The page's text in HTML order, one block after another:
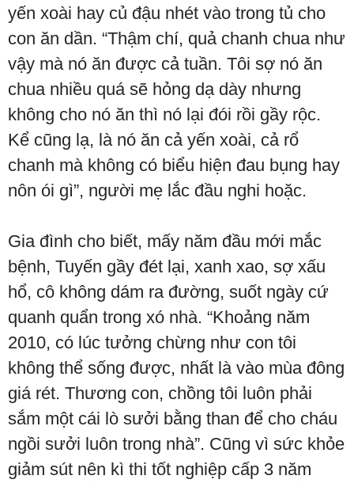
yến xoài hay củ đậu nhét vào trong tủ cho
con ăn dần. “Thậm chí, quả chanh chua như
vậy mà nó ăn được cả tuần. Tôi sợ nó ăn
chua nhiều quá sẽ hỏng dạ dày nhưng
không cho nó ăn thì nó lại đói rồi gầy rộc.
Kể cũng lạ, là nó ăn cả yến xoài, cả rổ
chanh mà không có biểu hiện đau bụng hay
nôn ói gì”, người mẹ lắc đầu nghi hoặc.
Gia đình cho biết, mấy năm đầu mới mắc
bệnh, Tuyến gầy đét lại, xanh xao, sợ xấu
hổ, cô không dám ra đường, suốt ngày cứ
quanh quẩn trong xó nhà. “Khoảng năm
2010, có lúc tưởng chừng như con tôi
không thể sống được, nhất là vào mùa đông
giá rét. Thương con, chồng tôi luôn phải
sắm một cái lò sưởi bằng than để cho cháu
ngồi sưởi luôn trong nhà”. Cũng vì sức khỏe
giảm sút nên kì thi tốt nghiệp cấp 3 năm